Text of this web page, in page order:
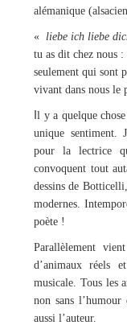
alémanique
« liebe ich liebe
tu as dit chez nous :
seulement qui sont
vivant dans nous le
Il y a quelque
unique sentiment.
pour la lectrice
convoquent tout
dessins de
modernes.
poète !
Parallèlement
d’animaux réels
musicale. Tous les
non sans
aussi l’auteur.